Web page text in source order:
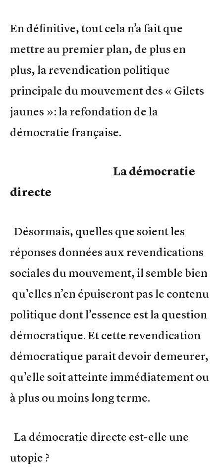
En définitive, tout cela n’a fait que
mettre au premier plan, de plus en
plus, la revendication politique
principale du mouvement des « Gilets
jaunes »: la refondation de la
démocratie française.
La démocratie
directe
Désormais, quelles que soient les
réponses données aux revendications
sociales du mouvement, il semble bien
qu’elles n’en épuiseront pas le contenu
politique dont l’essence est la question
démocratique. Et cette revendication
démocratique parait devoir demeurer,
qu’elle soit atteinte immédiatement ou
à plus ou moins long terme.
La démocratie directe est-elle une
utopie ?